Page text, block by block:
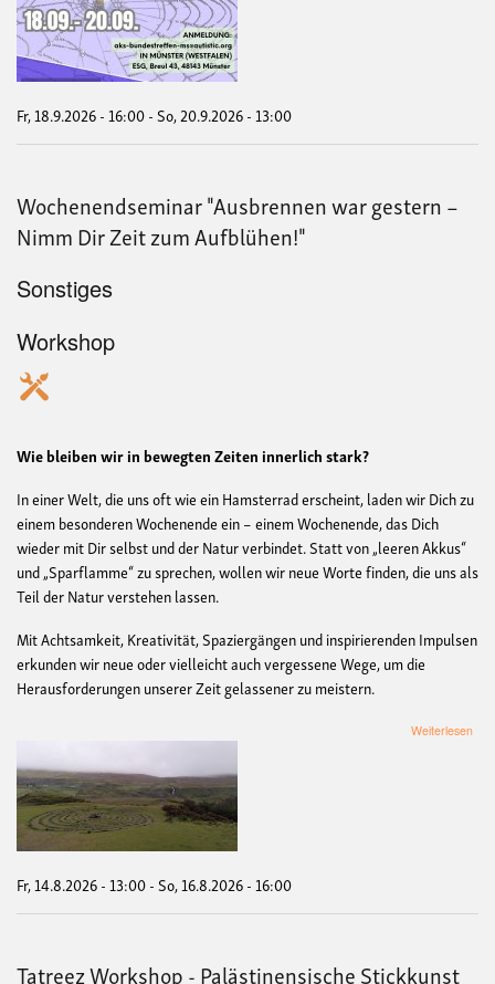
Fr, 18.9.2026 - 16:00-So, 20.9.2026 - 13:00
Wochenendseminar "Ausbrennen war gestern –
Nimm Dir Zeit zum Aufblühen!"
Sonstiges
Workshop
Wie bleiben wir in bewegten Zeiten innerlich stark?
In einer Welt, die uns oft wie ein Hamsterrad erscheint, laden wir Dich zu
einem besonderen Wochenende ein – einem Wochenende, das Dich
wieder mit Dir selbst und der Natur verbindet. Statt von „leeren Akkus“
und „Sparflamme“ zu sprechen, wollen wir neue Worte finden, die uns als
Teil der Natur verstehen lassen.
Mit Achtsamkeit, Kreativität, Spaziergängen und inspirierenden Impulsen
erkunden wir neue oder vielleicht auch vergessene Wege, um die
Herausforderungen unserer Zeit gelassener zu meistern.
Weiterlesen
Fr, 14.8.2026 - 13:00-So, 16.8.2026 - 16:00
Tatreez Workshop - Palästinensische Stickkunst